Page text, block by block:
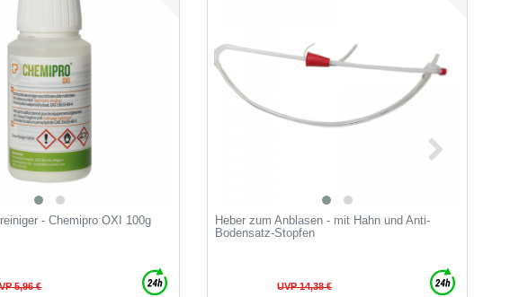
- Chemipro OXI 100g
5,96 €
Heber zum Anblasen - mit Hahn und Anti-
Bodensatz-Stopfen
UVP 14,38 €